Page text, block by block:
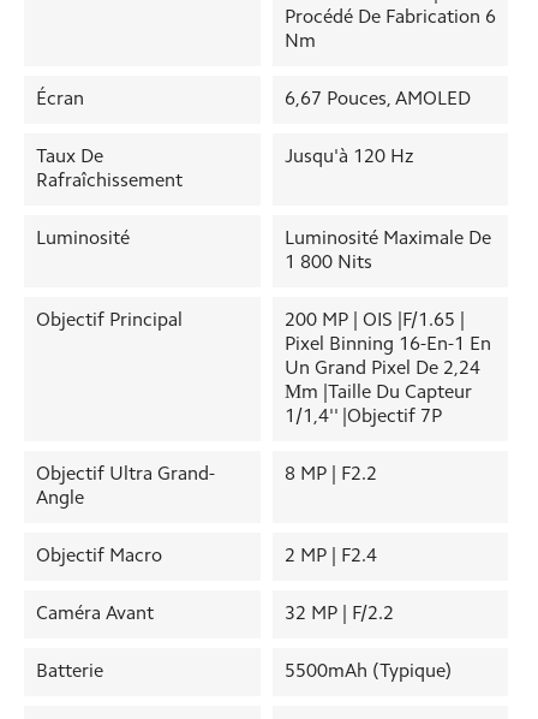
Procédé De Fabrication 6
Nm
Écran 6,67 Pouces, AMOLED
Taux De
Rafraîchissement
Jusqu'à 120 Hz
Luminosité
Luminosité Maximale De
1 800 Nits
Objectif Principal
200 MP | OIS |f/1.65 |
Pixel Binning 16-En-1 En
Un Grand Pixel De 2,24
Μm |Taille Du Capteur
1/1,4'' |Objectif 7P
Objectif Ultra Grand-
Angle
8 MP | F2.2
Objectif Macro 2 MP | F2.4
Caméra Avant 32 MP | F/2.2
Batterie 5500mAh (typique)